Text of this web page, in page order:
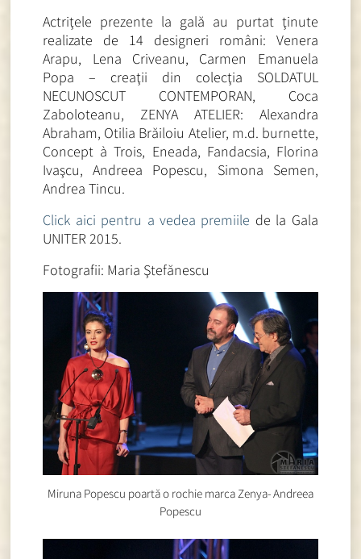
Actriţele prezente la gală au purtat ţinute
realizate de 14 designeri români: Venera
Arapu, Lena Criveanu, Carmen Emanuela
Popa – creaţii din colecţia SOLDATUL
NECUNOSCUT CONTEMPORAN, Coca
Zaboloteanu, ZENYA ATELIER: Alexandra
Abraham, Otilia Brăiloiu Atelier, m.d. burnette,
Concept à Trois, Eneada, Fandacsia, Florina
Ivaşcu, Andreea Popescu, Simona Semen,
Andrea Tincu.
Click aici pentru a vedea premiile de la Gala
UNITER 2015.
Fotografii: Maria Ştefănescu
Miruna Popescu poartă o rochie marca Zenya- Andreea
Popescu